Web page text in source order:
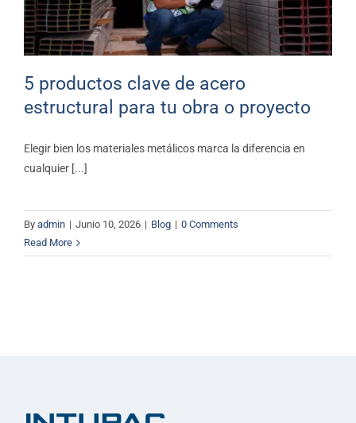
Blog
5 productos clave de acero
estructural para tu obra o proyecto
Elegir bien los materiales metálicos marca la diferencia en
cualquier [...]
By admin | Junio 10, 2026 | Blog | 0 Comments
Read More